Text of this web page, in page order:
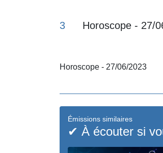
3 Horoscope - 27/
Horoscope - 27/06/2023
Émissions similaires
✔ À écouter si